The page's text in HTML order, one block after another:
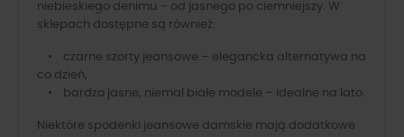
niebieskiego denimu – od jasnego po ciemniejszy. W
sklepach dostępne są również:
• czarne szorty jeansowe – elegancka alternatywa na
co dzień,
• bardzo jasne, niemal białe modele – idealne na lato.
Niektóre spodenki jeansowe damskie mają dodatkowe